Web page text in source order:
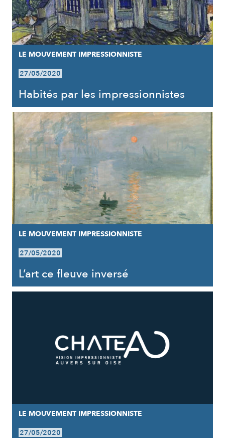
LE MOUVEMENT IMPRESSIONNISTE
27/05/2020
Habités par les impressionnistes
LE MOUVEMENT IMPRESSIONNISTE
27/05/2020
L’art ce fleuve inversé
LE MOUVEMENT IMPRESSIONNISTE
27/05/2020